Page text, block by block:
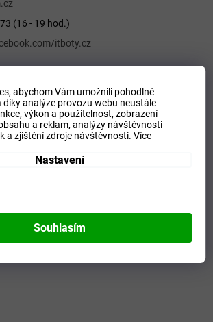
abychom Vám umožnili pohodlné
díky analýze provozu webu neustále
výkon a použitelnost,zobrazení
a reklam, analýzy návštěvnosti
a zjištění zdroje návštěvnosti.Více
Nastavení
Souhlasím
(16 - 19 hod.)
itboty.cz
údajů
a recenze